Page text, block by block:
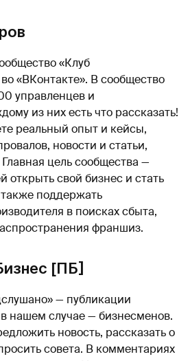
«Клуб
«ВКонтакте». В сообщество
управленцев и
из них есть что рассказать!
реальный опыт и кейсы,
новости и статьи,
цель сообщества —
открыть свой бизнес и стать
поддержать
в поисках сбыта,
франшиз.
[ПБ]
— публикации
нашем случае — бизнесменов.
новость, рассказать о
совета. В комментариях